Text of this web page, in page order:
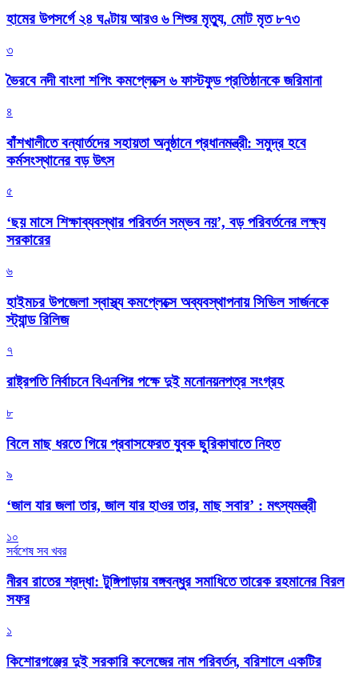
হামের উপসর্গে ২৪ ঘণ্টায় আরও ৬ শিশুর মৃত্যু, মোট মৃত ৮৭৩
৩
ভৈরবে নদী বাংলা শপিং কমপ্লেক্সে ৬ ফাস্টফুড প্রতিষ্ঠানকে জরিমানা
৪
বাঁশখালীতে বন্যার্তদের সহায়তা অনুষ্ঠানে প্রধানমন্ত্রী: সমুদ্র হবে
কর্মসংস্থানের বড় উৎস
৫
‘ছয় মাসে শিক্ষাব্যবস্থার পরিবর্তন সম্ভব নয়’, বড় পরিবর্তনের লক্ষ্য
সরকারের
৬
হাইমচর উপজেলা স্বাস্থ্য কমপ্লেক্সে অব্যবস্থাপনায় সিভিল সার্জনকে
স্ট্যান্ড রিলিজ
৭
রাষ্ট্রপতি নির্বাচনে বিএনপির পক্ষে দুই মনোনয়নপত্র সংগ্রহ
৮
বিলে মাছ ধরতে গিয়ে প্রবাসফেরত যুবক ছুরিকাঘাতে নিহত
৯
‘জাল যার জলা তার, জাল যার হাওর তার, মাছ সবার’ : মৎস্যমন্ত্রী
১০
সর্বশেষ সব খবর
নীরব রাতের শ্রদ্ধা: টুঙ্গিপাড়ায় বঙ্গবন্ধুর সমাধিতে তারেক রহমানের বিরল
সফর
১
কিশোরগঞ্জের দুই সরকারি কলেজের নাম পরিবর্তন, বরিশালে একটির